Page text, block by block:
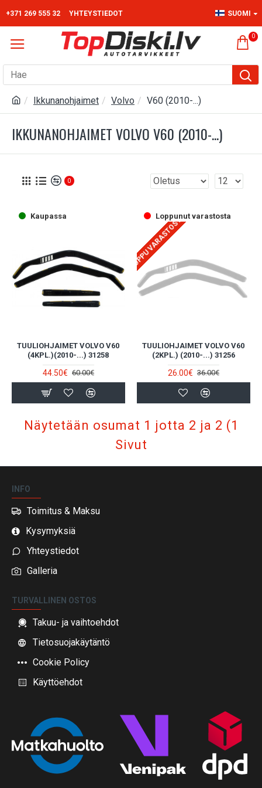
+371 269 555 32 YHTEYSTIEDOT SUOMI
0
Ikkunanohjaimet Volvo V60 (2010-...)
IKKUNANOHJAIMET VOLVO V60 (2010-...)
0
Kaupassa
TUULIOHJAIMET VOLVO V60
(4KPL.)(2010-...) 31258
44.50€ 60.00€
Loppunut varastosta
LOPPU VARASTOSTA
TUULIOHJAIMET VOLVO V60
(2KPL.) (2010-...) 31256
26.00€ 36.00€
Näytetään osumat 1 jotta 2 ja 2 (1
Sivut
INFO
Toimitus & Maksu
Kysymyksiä
Yhteystiedot
Galleria
TURVALLINEN OSTOS
Takuu- ja vaihtoehdot
Tietosuojakäytäntö
Cookie Policy
Käyttöehdot